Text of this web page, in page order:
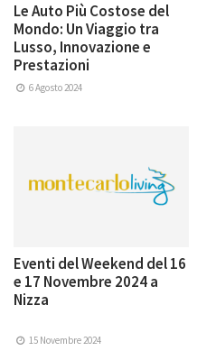
Le Auto Più Costose del
Mondo: Un Viaggio tra
Lusso, Innovazione e
Prestazioni
6 Agosto 2024
Eventi del Weekend del 16
e 17 Novembre 2024 a
Nizza
15 Novembre 2024